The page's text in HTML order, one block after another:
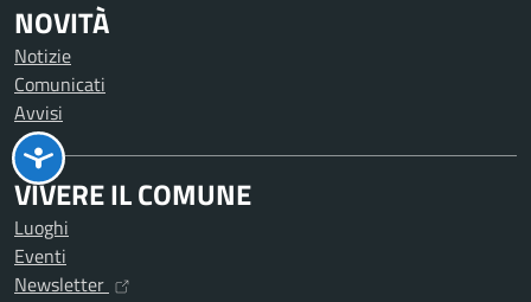
NOVITÀ
Notizie
Comunicati
Avvisi
VIVERE IL COMUNE
Luoghi
Eventi
Newsletter